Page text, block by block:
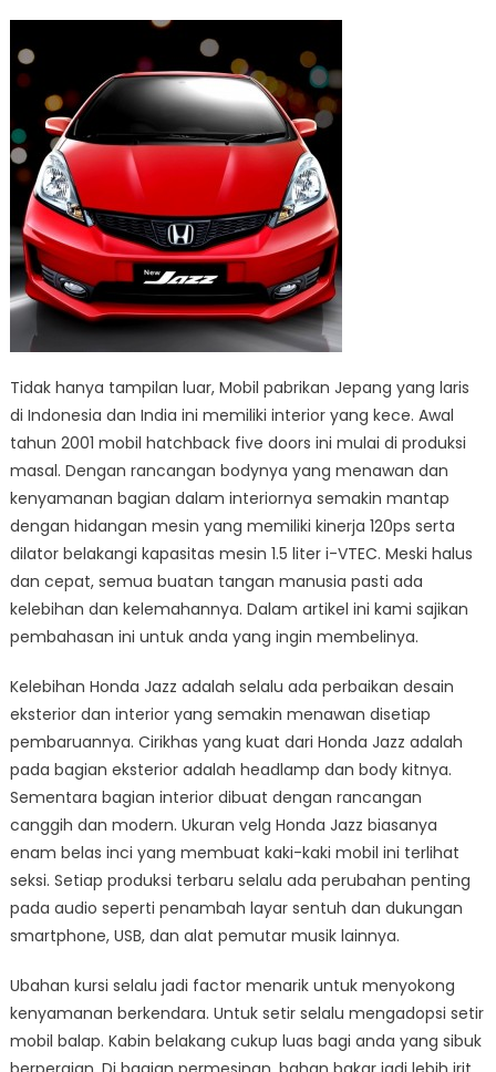
Tidak hanya tampilan luar, Mobil pabrikan Jepang yang laris
di Indonesia dan India ini memiliki interior yang kece. Awal
tahun 2001 mobil hatchback five doors ini mulai di produksi
masal. Dengan rancangan bodynya yang menawan dan
kenyamanan bagian dalam interiornya semakin mantap
dengan hidangan mesin yang memiliki kinerja 120ps serta
dilator belakangi kapasitas mesin 1.5 liter i-VTEC. Meski halus
dan cepat, semua buatan tangan manusia pasti ada
kelebihan dan kelemahannya. Dalam artikel ini kami sajikan
pembahasan ini untuk anda yang ingin membelinya.
Kelebihan Honda Jazz adalah selalu ada perbaikan desain
eksterior dan interior yang semakin menawan disetiap
pembaruannya. Cirikhas yang kuat dari Honda Jazz adalah
pada bagian eksterior adalah headlamp dan body kitnya.
Sementara bagian interior dibuat dengan rancangan
canggih dan modern. Ukuran velg Honda Jazz biasanya
enam belas inci yang membuat kaki-kaki mobil ini terlihat
seksi. Setiap produksi terbaru selalu ada perubahan penting
pada audio seperti penambah layar sentuh dan dukungan
smartphone, USB, dan alat pemutar musik lainnya.
Ubahan kursi selalu jadi factor menarik untuk menyokong
kenyamanan berkendara. Untuk setir selalu mengadopsi setir
mobil balap. Kabin belakang cukup luas bagi anda yang sibuk